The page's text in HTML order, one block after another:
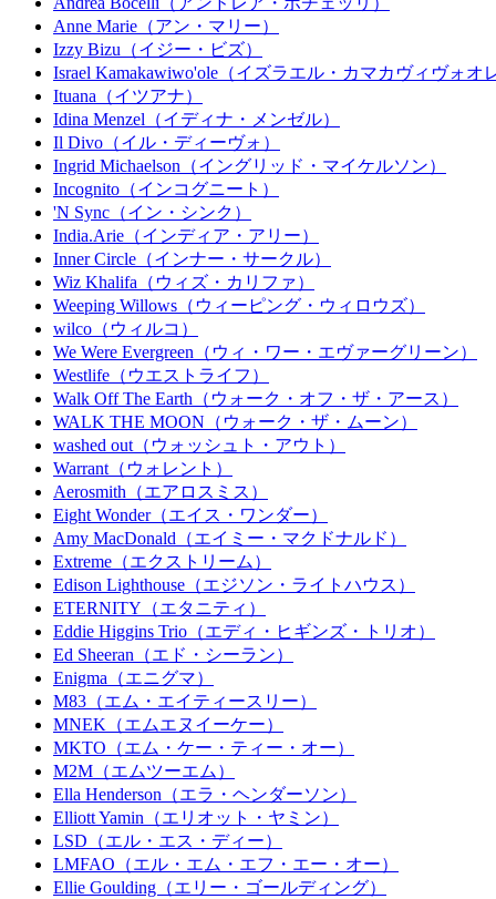
Anne Marie（アン・マリー）
Izzy Bizu（イジー・ビズ）
Israel Kamakawiwo'ole（イズラエル・カマカヴィヴォオ
Ituana（イツアナ）
Idina Menzel（イディナ・メンゼル）
Il Divo（イル・ディーヴォ）
Ingrid Michaelson（イングリッド・マイケルソン）
Incognito（インコグニート）
'N Sync（イン・シンク）
India.Arie（インディア・アリー）
Inner Circle（インナー・サークル）
Wiz Khalifa（ウィズ・カリファ）
Weeping Willows（ウィーピング・ウィロウズ）
wilco（ウィルコ）
We Were Evergreen（ウィ・ワー・エヴァーグリーン）
Westlife（ウエストライフ）
Walk Off The Earth（ウォーク・オフ・ザ・アース）
WALK THE MOON（ウォーク・ザ・ムーン）
washed out（ウォッシュト・アウト）
Warrant（ウォレント）
Aerosmith（エアロスミス）
Eight Wonder（エイス・ワンダー）
Amy MacDonald（エイミー・マクドナルド）
Extreme（エクストリーム）
Edison Lighthouse（エジソン・ライトハウス）
ETERNITY（エタニティ）
Eddie Higgins Trio（エディ・ヒギンズ・トリオ）
Ed Sheeran（エド・シーラン）
Enigma（エニグマ）
M83（エム・エイティースリー）
MNEK（エムエヌイーケー）
MKTO（エム・ケー・ティー・オー）
M2M（エムツーエム）
Ella Henderson（エラ・ヘンダーソン）
Elliott Yamin（エリオット・ヤミン）
LSD（エル・エス・ディー）
LMFAO（エル・エム・エフ・エー・オー）
Ellie Goulding（エリー・ゴールディング）